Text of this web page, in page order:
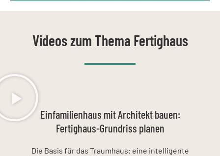
Videos zum Thema Fertighaus
Einfamilienhaus mit Architekt bauen:
Fertighaus-Grundriss planen
Die Basis für das Traumhaus: eine intelligente